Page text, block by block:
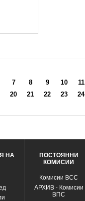
7 8 9 10 11
20 21 22 23 24
НА
ПОСТОЯННИ
КОМИСИИ
Комисии ВСС
АРХИВ - Комисии
ВПС